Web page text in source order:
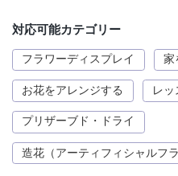
対応可能カテゴリー
フラワーディスプレイ 家
お花をアレンジする レ
プリザーブド・ドライ
造花（アーティフィシャルフラ